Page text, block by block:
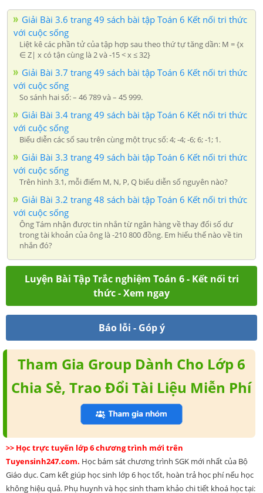
Giải Bài 3.6 trang 49 sách bài tập Toán 6 Kết nối tri thức
với cuộc sống
Liệt kê các phần tử của tập hợp sau theo thứ tự tăng dần: M = {x
∈ Z| x có tận cùng là 2 và -15 < x ≤ 32}
Giải Bài 3.7 trang 49 sách bài tập Toán 6 Kết nối tri thức
với cuộc sống
So sánh hai số: – 46 789 và – 45 999.
Giải Bài 3.4 trang 49 sách bài tập Toán 6 Kết nối tri thức
với cuộc sống
Biểu diễn các số sau trên cùng một trục số: 4; -4; -6; 6; -1; 1.
Giải Bài 3.3 trang 49 sách bài tập Toán 6 Kết nối tri thức
với cuộc sống
Trên hình 3.1, mỗi điểm M, N, P, Q biểu diễn số nguyên nào?
Giải Bài 3.2 trang 48 sách bài tập Toán 6 Kết nối tri thức
với cuộc sống
Ông Tám nhận được tin nhắn từ ngân hàng về thay đổi số dư
trong tài khoản của ông là -210 800 đồng. Em hiểu thế nào về tin
nhắn đó?
Luyện Bài Tập Trắc nghiệm Toán 6 - Kết nối tri
thức - Xem ngay
Báo lỗi - Góp ý
Tham Gia Group Dành Cho Lớp 6
Chia Sẻ, Trao Đổi Tài Liệu Miễn Phí
>> Học trực tuyến lớp 6 chương trình mới trên
Tuyensinh247.com. Học bám sát chương trình SGK mới nhất của Bộ
Giáo dục. Cam kết giúp học sinh lớp 6 học tốt, hoàn trả học phí nếu học
không hiệu quả. Phụ huynh và học sinh tham khảo chi tiết khoá học tại: